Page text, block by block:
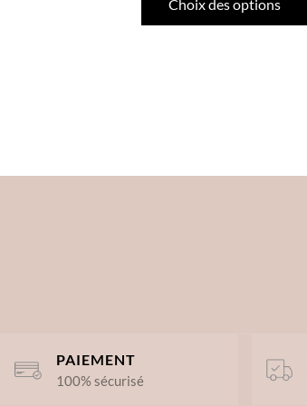
Choix des options
PAIEMENT
100% sécurisé